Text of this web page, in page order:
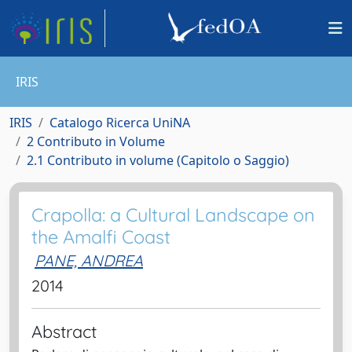
IRIS
IRIS
Catalogo Ricerca UniNA
2 Contributo in Volume
2.1 Contributo in volume (Capitolo o Saggio)
Crapolla: a Cultural Landscape on
the Amalfi Coast
PANE, ANDREA
2014
Abstract